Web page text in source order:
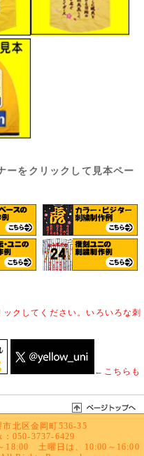
ーをクリックして見本ペー
ックしてください。いろいろな刺
← こちらも
北区金岡町536-35
050-3737-6429
18:00 土曜日は、10:00～16:00